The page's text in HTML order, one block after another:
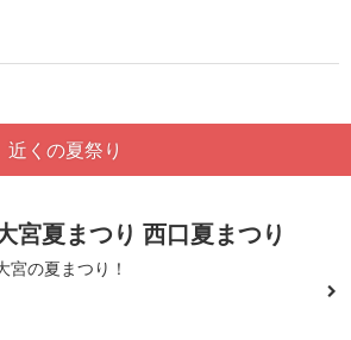
近くの夏祭り
宮夏まつり 西口夏まつり
宮の夏まつり！